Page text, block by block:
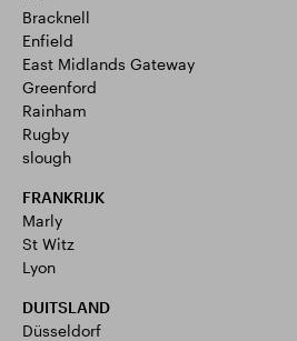
Bracknell
Enfield
East Midlands Gateway
Greenford
Rainham
Rugby
slough
FRANKRIJK
Marly
St Witz
Lyon
DUITSLAND
Düsseldorf